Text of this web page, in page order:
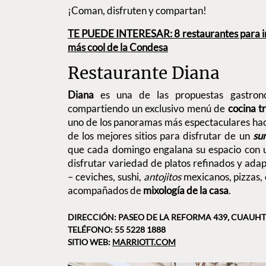
¡Coman, disfruten y compartan!
TE PUEDE INTERESAR: 8 restaurantes para
más cool de la Condesa
Restaurante Diana
Dianaes una de las propuestas
compartiendo un exclusivo menú de cocina
uno de los panoramas más espectaculares
de los mejores sitios para disfrutar de un
que cada domingo engalana su espacio
disfrutar variedad de platos refinados y
– ceviches, sushi, antojitosmexicanos,
acompañados demixología de la casa.
DIRECCIÓN: PASEO DE LA REFORMA 439,
TELÉFONO: 55 5228 1888
SITIO WEB: MARRIOTT.COM